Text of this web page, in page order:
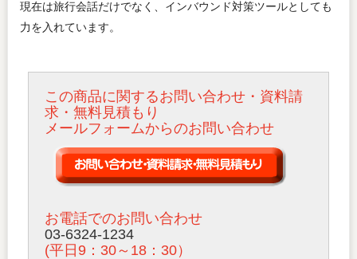
現在は旅行会話だけでなく、インバウンド対策ツールとしても
力を入れています。
この商品に関するお問い合わせ・資料請
求・無料見積もり
メールフォームからのお問い合わせ
お電話でのお問い合わせ
03-6324-1234
(平日9：30～18：30）